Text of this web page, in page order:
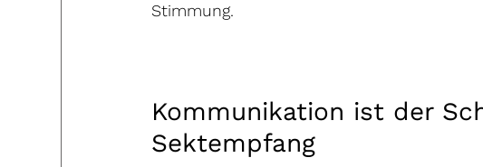
Stimmung.
Kommunikation ist der
Sektempfang